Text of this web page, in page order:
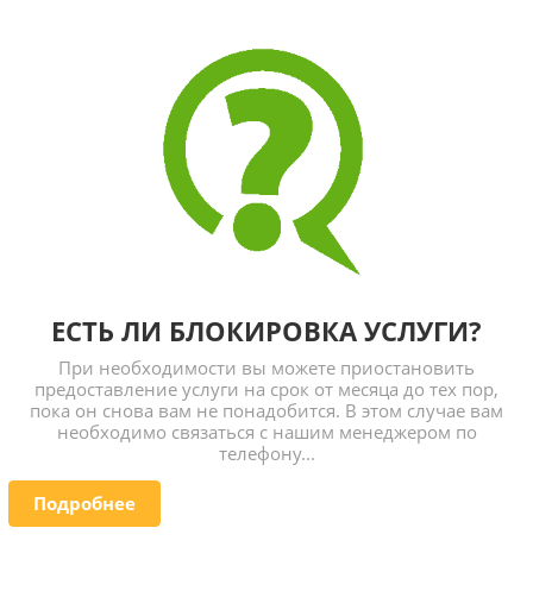
ЕСТЬ ЛИ БЛОКИРОВКА УСЛУГИ?
При необходимости вы можете приостановить
предоставление услуги на срок от месяца до тех пор,
пока он снова вам не понадобится. В этом случае вам
необходимо связаться с нашим менеджером по
телефону...
Подробнее